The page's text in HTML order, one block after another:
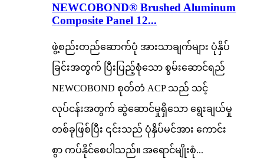
NEWCOBOND® Brushed Aluminum
Composite Panel 12...
ဖွဲ့စည်းတည်ဆောက်ပုံ အားသာချက်များ ပုံနှိပ်
ခြင်းအတွက် ပြီးပြည့်စုံသော စွမ်းဆောင်ရည်
NEWCOBOND စုတ်တံ ACP သည် သင့်
လုပ်ငန်းအတွက် ဆွဲဆောင်မှုရှိသော ရွေးချယ်မှု
တစ်ခုဖြစ်ပြီး ၎င်းသည် ပုံနှိပ်မင်အား ကောင်း
စွာ ကပ်နိုင်စေပါသည်။ အရောင်မျိုးစုံ...